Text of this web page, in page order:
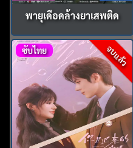
พายุเดือดล้างยาเสพติด
จบแล้ว
ซับไทย